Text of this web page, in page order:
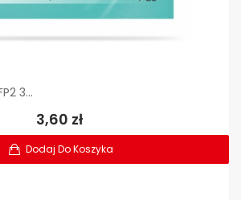
3...
3,60 zł
Dodaj Do Koszyka